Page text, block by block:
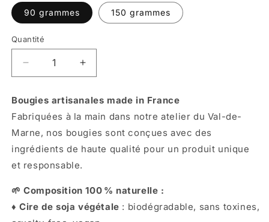
90 grammes 150 grammes
Quantité
Réduire
la
de
Bougie
-
C&#39;est
un
garçon
Augmenter
la
de
Bougie
-
C&#39;est
un
Bougies artisanales made in France
Fabriquées à la main dans notre atelier du Val-de-
Marne, nos bougies sont conçues avec des
ingrédients de haute qualité pour un produit unique
et responsable.
🌱 Composition 100 % naturelle :
♦︎ Cire de soja végétale : biodégradable, sans toxines,